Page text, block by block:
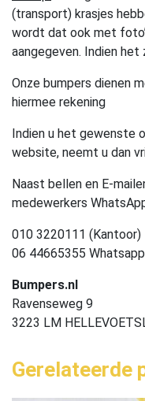
(transport) krasjes
wordt dat ook met
aangegeven. Indien het
Onze bumpers dienen
hiermee rekening
Indien u het gewenste
website, neemt u dan
Naast bellen en E-
medewerkers
010 3220111 (Kantoor)
06 44665355
Bumpers.nl
Ravenseweg 9
3223 LM
Gerelateerde